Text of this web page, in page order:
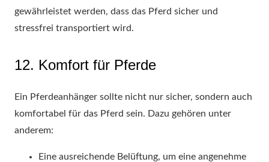
gewährleistet werden, dass das Pferd sicher und
stressfrei transportiert wird.
12. Komfort für Pferde
Ein Pferdeanhänger sollte nicht nur sicher, sondern auch
komfortabel für das Pferd sein. Dazu gehören unter
anderem:
Eine ausreichende Belüftung, um eine angenehme